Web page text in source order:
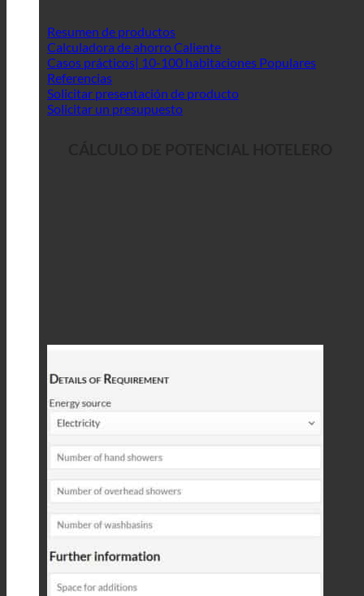
Resumen de productos
Calculadora de ahorro
Casos prácticos| 10-100 habitaciones
Referencias
Solicitar presentación de producto
Solicitar un presupuesto